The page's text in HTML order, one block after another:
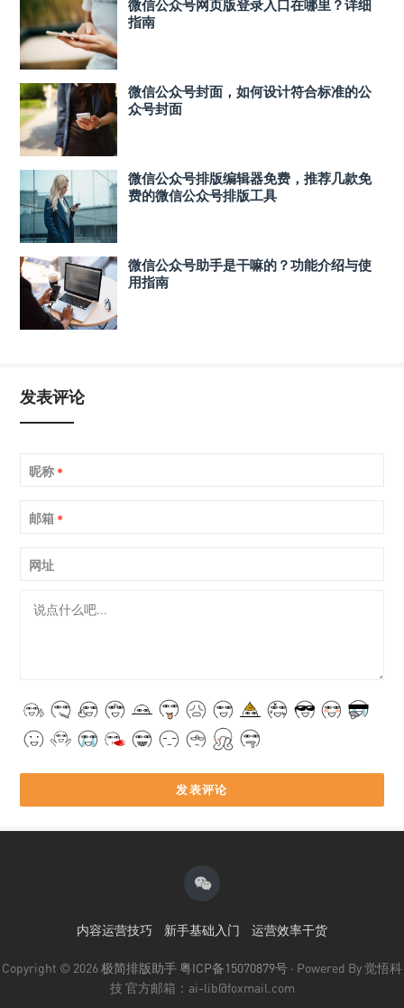
微信公众号网页版登录入口在哪里？详细
指南
微信公众号封面，如何设计符合标准的公
众号封面
微信公众号排版编辑器免费，推荐几款免
费的微信公众号排版工具
微信公众号助手是干嘛的？功能介绍与使
用指南
发表评论
昵称 *
邮箱 *
网址
内容运营技巧 新手基础入门 运营效率干货
Copyright © 2026极简排版助手粤ICP备15070879号 · Powered By 觉悟科
技 官方邮箱：ai-lib@foxmail.com